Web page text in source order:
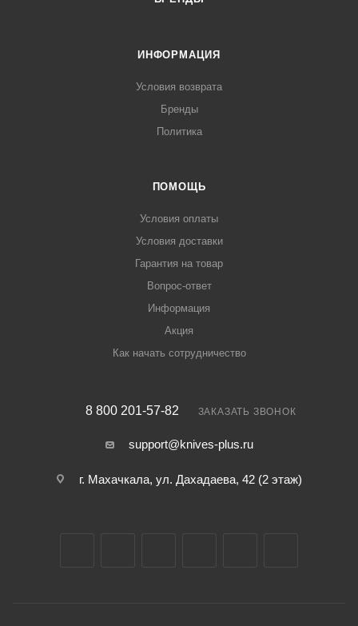
ИНФОРМАЦИЯ
Условия возврата
Бренды
Политика
ПОМОЩЬ
Условия оплаты
Условия доставки
Гарантия на товар
Вопрос-ответ
Информация
Акция
Как начать сотрудничество
8 800 201-57-82 ЗАКАЗАТЬ ЗВОНОК
support@knives-plus.ru
г. Махачкала, ул. Дахадаева, 42 (2 этаж)